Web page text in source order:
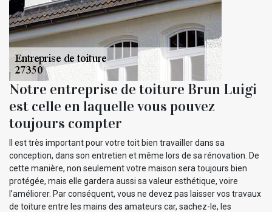
Notre entreprise de toiture Brun Luigi
est celle en laquelle vous pouvez
toujours compter
Il est très important pour votre toit bien travailler dans sa
conception, dans son entretien et même lors de sa rénovation. De
cette manière, non seulement votre maison sera toujours bien
protégée, mais elle gardera aussi sa valeur esthétique, voire
l’améliorer. Par conséquent, vous ne devez pas laisser vos travaux
de toiture entre les mains des amateurs car, sachez-le, les